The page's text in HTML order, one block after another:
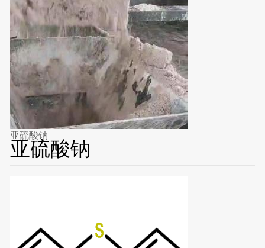
亚硫酸钠
亚硫酸钠